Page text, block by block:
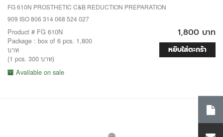
FG 610N PROSTHETIC C&B REDUCTION PREPARATION
909 ISO 806 314 068 524 027
Product # FG 610N
Package : box of 6 pcs. 1,800
บาท
(1 pcs. 300 บาท)
Available on sale
1,800 บาท
หยิบใส่ตะกร้า